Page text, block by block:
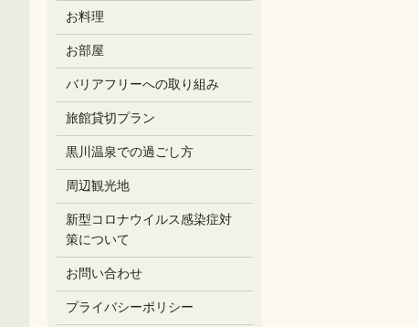
お料理
お部屋
バリアフリーへの取り組み
旅館貸切プラン
黒川温泉での過ごし方
周辺観光地
新型コロナウイルス感染症対
策について
お問い合わせ
プライバシーポリシー